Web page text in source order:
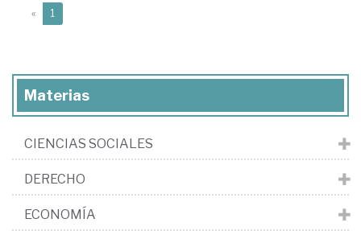
« 1
Materias
CIENCIAS SOCIALES
DERECHO
ECONOMÍA